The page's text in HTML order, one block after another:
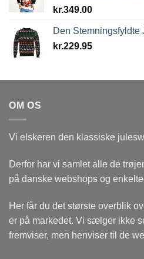
kr.349.00
Den Stemningsfyldte
kr.229.95
OM OS
Vi elskeren den klassiske
Derfor har vi samlet alle de
på danske webshops og
Her får du det største overblik
er på markedet. Vi sælger ikke
fremviser, men henviser til de